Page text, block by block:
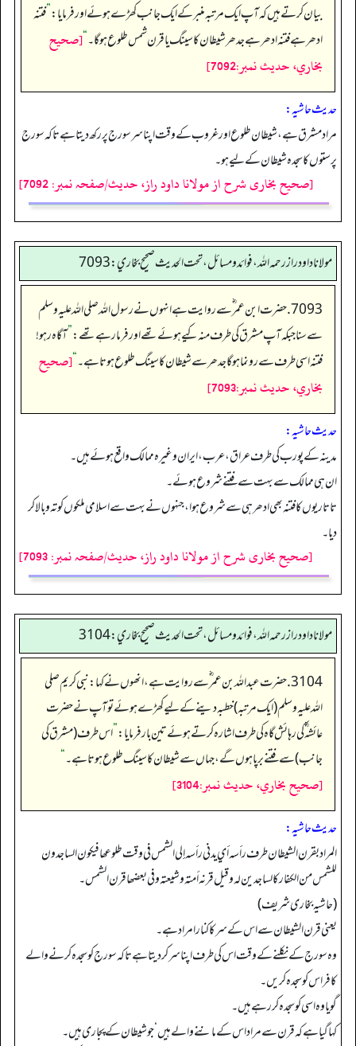
بیان کرتے ہیں کہ آپ ایک مرتبہ منبر کے ایک جانب کھڑے ہوئے اور فرمایا:”فتنہ
ادھر ہے فتنہ ادھر ہے جدھر شیطان کا سینگ یا قرن شمس طلوع ہوگا۔“[صحيح
بخاري، حديث نمبر:7092]
حدیث حاشیہ:
مراد مشرق ہے، شیطان طلوع اور غروب کے وقت اپنا سر سورج پر رکھ دیتا ہے تاکہ سورج
پرستوں کا سجدہ شیطان کے لیے ہو۔
[صحیح بخاری شرح از مولانا داود راز، حدیث/صفحہ نمبر: 7092]
مولانا داود راز رحمه الله، فوائد و مسائل، تحت الحديث صحيح بخاري: 7093
7093. حضرت ابن عمر ؓ سے روایت ہے انہوں نے رسول اللہ صلی اللہ علیہ وسلم
سے سنا جبکہ آپ مشرق کی طرف منہ کیے ہوئے تھے اور فرما رہے تھے:”آگاہ رہو!
فتنہ اسی طرف سے رونما ہوگا جدھر سے شیطان کا سینگ طلوع ہوتا ہے۔“[صحيح
بخاري، حديث نمبر:7093]
حدیث حاشیہ:
مدینہ کے پورب کی طرف عراق، عرب، ایران وغیرہ ممالک واقع ہوئے ہیں۔
ان ہی ممالک سے بہت سے فتنے شروع ہوئے۔
تاتاریوں کا فتنہ بھی ادھر ہی سے شروع ہوا، جنہوں نے بہت سے اسلامی ملکوں کو تہ و بالا کر
دیا۔
[صحیح بخاری شرح از مولانا داود راز، حدیث/صفحہ نمبر: 7093]
مولانا داود راز رحمه الله، فوائد و مسائل، تحت الحديث صحيح بخاري: 3104
3104. حضرت عبداللہ بن عمر ؓسے روایت ہے، انھوں نے کہا: نبی کریم صلی
اللہ علیہ وسلم (ایک مرتبہ) خطبہ دینے کے لیے کھڑے ہوئے تو آپ نے حضرت
عائشہ ؓ کی رہائش گاہ کی طرف اشارہ کرتے ہوئے تین بار فرمایا:”اس طرف (مشرق کی
جانب) سے فتنے برپا ہوں گے، جہاں سے شیطان کا سینگ طلوع ہوتا ہے۔“
[صحيح بخاري، حديث نمبر:3104]
حدیث حاشیہ:
المراد بقرن الشیطان طرف رأسه أي یدني رأسه إلی الشمس في وقت طلوعھا فیکون الساجدون
للشمس من الکفار کالساجدین له وقیل قرنه أمته وشیعته وفي بعضھا قرن الشمس۔
(حاشیہ بخاری شریف)
یعنی قرن الشیطان سے اس کے سر کا کنارامراد ہے۔
وہ سورج کے نکلنے کے وقت اس کی طرف اپنا سر کردیتا ہے تاکہ سورج کو سجدہ کرنے والے
کافر اس کو سجدہ کریں۔
گویا وہ اسی کو سجدہ کر رہے ہیں۔
کہا گیا ہے کہ قرن سے مراد اس کے ماننے والے ہیں‘ جو شیطان کے پجاری ہیں۔